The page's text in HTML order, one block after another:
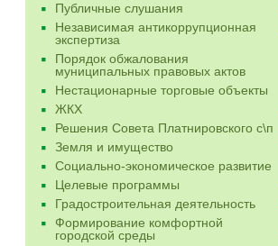
Публичные слушания
Независимая антикоррупционная
экспертиза
Порядок обжалования
муниципальных правовых актов
Нестационарные торговые объекты
ЖКХ
Решения Совета Платнировского с\п
Земля и имущество
Социально-экономическое развитие
Целевые программы
Градостроительная деятельность
Формирование комфортной
городской среды